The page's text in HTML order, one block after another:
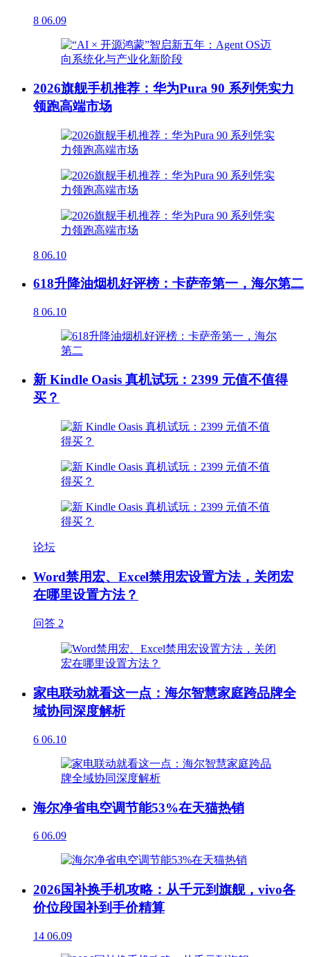
8 06.09
2026旗舰手机推荐：华为Pura 90 系列凭实力
领跑高端市场
8 06.10
618升降油烟机好评榜：卡萨帝第一，海尔第二
8 06.10
新 Kindle Oasis 真机试玩：2399 元值不值得
买？
论坛
Word禁用宏、Excel禁用宏设置方法，关闭宏
在哪里设置方法？
问答 2
家电联动就看这一点：海尔智慧家庭跨品牌全
域协同深度解析
6 06.10
海尔净省电空调节能53%在天猫热销
6 06.09
2026国补换手机攻略：从千元到旗舰，vivo各
价位段国补到手价精算
14 06.09